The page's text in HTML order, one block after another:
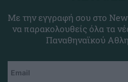
Με την εγγραφή σου στο
να παρακολουθείς όλα τα
Παναθηναϊκού